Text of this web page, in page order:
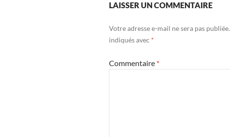
LAISSER UN COMMENTAIRE
Votre adresse e-mail ne sera pas publiée.
indiqués avec *
Commentaire *